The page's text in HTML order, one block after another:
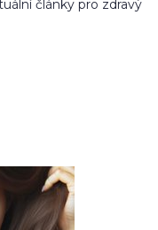
články pro zdravý